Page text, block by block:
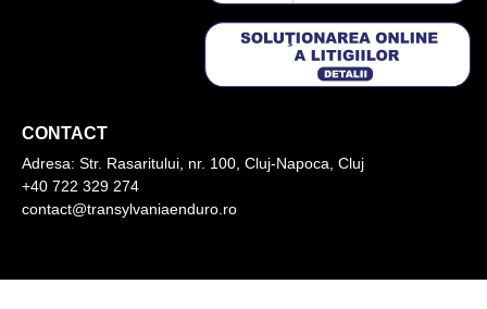
CONTACT
Adresa: Str. Rasaritului, nr. 100, Cluj-Napoca, Cluj
+40 722 329 274
contact@transylvaniaenduro.ro